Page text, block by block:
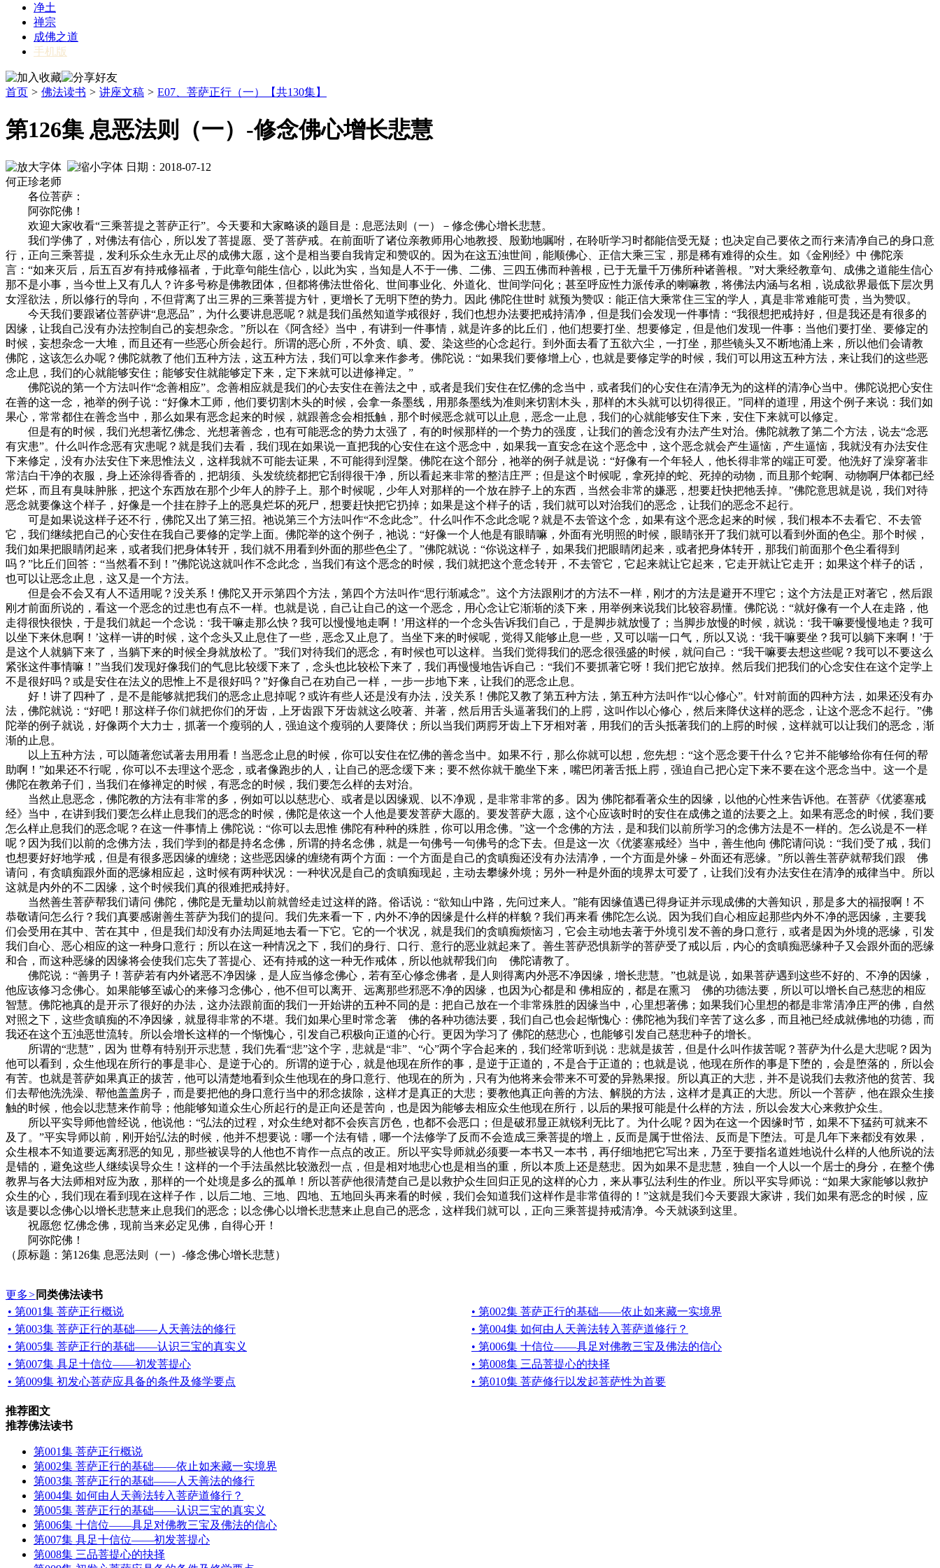
净土
禅宗
成佛之道
手机版
首页 > 佛法读书 > 讲座文稿 > E07、菩萨正行（一）【共130集】
第126集 息恶法则（一）-修念佛心增长悲慧
日期：2018-07-12
何正珍老师
各位菩萨：
阿弥陀佛！
欢迎大家收看“三乘菩提之菩萨正行”。今天要和大家略谈的题目是：息恶法则（一）－修念佛心增长悲慧。
我们学佛了，对佛法有信心，所以发了菩提愿、受了菩萨戒。在前面听了诸位亲教师用心地教授、殷勤地嘱咐，在聆听学习时都能信受无疑；也决定自己要依之而行来清净自己的身口意
行，正向三乘菩提，发利乐众生永无止尽的成佛大愿，这个是相当要自我肯定和赞叹的。因为在这五浊世间，能顺佛心、正信大乘三宝，那是稀有难得的众生。如《金刚经》中 佛陀亲
言：“如来灭后，后五百岁有持戒修福者，于此章句能生信心，以此为实，当知是人不于一佛、二佛、三四五佛而种善根，已于无量千万佛所种诸善根。”对大乘经教章句、成佛之道能生信心
那不是小事，当今世上又有几人？许多号称是佛教团体，但都将佛法世俗化、世间事业化、外道化、世间学问化；甚至呼应性力派传承的喇嘛教，将佛法内涵与名相，说成欲界最低下层次男
女淫欲法，所以修行的导向，不但背离了出三界的三乘菩提方针，更增长了无明下堕的势力。因此 佛陀住世时 就预为赞叹：能正信大乘常住三宝的学人，真是非常难能可贵，当为赞叹。
今天我们要跟诸位菩萨讲“息恶品”，为什么要讲息恶呢？就是我们虽然知道学戒很好，我们也想办法要把戒持清净，但是我们会发现一件事情：“我很想把戒持好，但是我还是有很多的
因缘，让我自己没有办法控制自己的妄想杂念。”所以在《阿含经》当中，有讲到一件事情，就是许多的比丘们，他们想要打坐、想要修定，但是他们发现一件事：当他们要打坐、要修定的
时候，妄想杂念一大堆，而且还有一些恶心所会起行。所谓的恶心所，不外贪、瞋、爱、染这些的心念起行。到外面去看了五欲六尘，一打坐，那些镜头又不断地涌上来，所以他们会请教
佛陀，这该怎么办呢？佛陀就教了他们五种方法，这五种方法，我们可以拿来作参考。佛陀说：“如果我们要修增上心，也就是要修定学的时候，我们可以用这五种方法，来让我们的这些恶
念止息，我们的心就能够安住；能够安住就能够定下来，定下来就可以进修禅定。”
佛陀说的第一个方法叫作“念善相应”。念善相应就是我们的心去安住在善法之中，或者是我们安住在忆佛的念当中，或者我们的心安住在清净无为的这样的清净心当中。佛陀说把心安住
在善的这一念，祂举的例子说：“好像木工师，他们要切割木头的时候，会拿一条墨线，用那条墨线为准则来切割木头，那样的木头就可以切得很正。”同样的道理，用这个例子来说：我们如
果心，常常都住在善念当中，那么如果有恶念起来的时候，就跟善念会相抵触，那个时候恶念就可以止息，恶念一止息，我们的心就能够安住下来，安住下来就可以修定。
但是有的时候，我们光想著忆佛念、光想著善念，也有可能恶念的势力太强了，有的时候那样的一个势力的强度，让我们的善念没有办法产生对治。佛陀就教了第二个方法，说去“念恶
有灾患”。什么叫作念恶有灾患呢？就是我们去看，我们现在如果说一直把我的心安住在这个恶念中，如果我一直安念在这个恶念中，这个恶念就会产生逼恼，产生逼恼，我就没有办法安住
下来修定，没有办法安住下来思惟法义，这样我就不可能去证果，不可能得到涅槃。佛陀在这个部分，祂举的例子就是说：“好像有一个年轻人，他长得非常的端正可爱。他洗好了澡穿著非
常洁白干净的衣服，身上还涂得香香的，把胡须、头发统统都把它刮得很干净，所以看起来非常的整洁庄严；但是这个时候呢，拿死掉的蛇、死掉的动物，而且那个蛇啊、动物啊尸体都已经
烂坏，而且有臭味肿胀，把这个东西放在那个少年人的脖子上。那个时候呢，少年人对那样的一个放在脖子上的东西，当然会非常的嫌恶，想要赶快把牠丢掉。”佛陀意思就是说，我们对待
恶念就要像这个样子，好像是一个挂在脖子上的恶臭烂坏的死尸，想要赶快把它扔掉；如果是这个样子的话，我们就可以对治我们的恶念，让我们的恶念不起行。
可是如果说这样子还不行，佛陀又出了第三招。祂说第三个方法叫作“不念此念”。什么叫作不念此念呢？就是不去管这个念，如果有这个恶念起来的时候，我们根本不去看它、不去管
它，我们继续把自己的心安住在我自己要修的定学上面。佛陀举的这个例子，祂说：“好像一个人他是有眼睛嘛，外面有光明照的时候，眼睛张开了我们就可以看到外面的色尘。那个时候，
我们如果把眼睛闭起来，或者我们把身体转开，我们就不用看到外面的那些色尘了。”佛陀就说：“你说这样子，如果我们把眼睛闭起来，或者把身体转开，那我们前面那个色尘看得到
吗？”比丘们回答：“当然看不到！”佛陀说这就叫作不念此念，当我们有这个恶念的时候，我们就把这个意念转开，不去管它，它起来就让它起来，它走开就让它走开；如果这个样子的话，
也可以让恶念止息，这又是一个方法。
但是会不会又有人不适用呢？没关系！佛陀又开示第四个方法，第四个方法叫作“思行渐减念”。这个方法跟刚才的方法不一样，刚才的方法是避开不理它；这个方法是正对著它，然后跟
刚才前面所说的，看这一个恶念的过患也有点不一样。也就是说，自己让自己的这一个恶念，用心念让它渐渐的淡下来，用举例来说我们比较容易懂。佛陀说：“就好像有一个人在走路，他
走得很快很快，于是我们就起一个念说：‘我干嘛走那么快？我可以慢慢地走啊！’用这样的一个念头告诉我们自己，于是脚步就放慢了；当脚步放慢的时候，就说：‘我干嘛要慢慢地走？我可
以坐下来休息啊！’这样一讲的时候，这个念头又止息住了一些，恶念又止息了。当坐下来的时候呢，觉得又能够止息一些，又可以喘一口气，所以又说：‘我干嘛要坐？我可以躺下来啊！’于
是这个人就躺下来了，当躺下来的时候全身就放松了。”我们对待我们的恶念，有时候也可以这样。当我们觉得我们的恶念很强盛的时候，就问自己：“我干嘛要去想这些呢？我可以不要这么
紧张这件事情嘛！”当我们发现好像我们的气息比较缓下来了，念头也比较松下来了，我们再慢慢地告诉自己：“我们不要抓著它呀！我们把它放掉。然后我们把我们的心念安住在这个定学上
不是很好吗？或是安住在法义的思惟上不是很好吗？”好像自己在劝自己一样，一步一步地下来，让我们的恶念止息。
好！讲了四种了，是不是能够就把我们的恶念止息掉呢？或许有些人还是没有办法，没关系！佛陀又教了第五种方法，第五种方法叫作“以心修心”。针对前面的四种方法，如果还没有办
法，佛陀就说：“好吧！那这样子你们就把你们的牙齿，上牙齿跟下牙齿就这么咬著、并著，然后用舌头逼著我们的上腭，这叫作以心修心，然后来降伏这样的恶念，让这个恶念不起行。”佛
陀举的例子就说，好像两个大力士，抓著一个瘦弱的人，强迫这个瘦弱的人要降伏；所以当我们两腭牙齿上下牙相对著，用我们的舌头抵著我们的上腭的时候，这样就可以让我们的恶念，渐
渐的止息。
以上五种方法，可以随著您试著去用用看！当恶念止息的时候，你可以安住在忆佛的善念当中。如果不行，那么你就可以想，您先想：“这个恶念要干什么？它并不能够给你有任何的帮
助啊！”如果还不行呢，你可以不去理这个恶念，或者像跑步的人，让自己的恶念缓下来；要不然你就干脆坐下来，嘴巴闭著舌抵上腭，强迫自己把心定下来不要在这个恶念当中。这一个是
佛陀在教弟子们，当我们在修禅定的时候，有恶念的时候，我们要怎么样的去对治。
当然止息恶念，佛陀教的方法有非常的多，例如可以以慈悲心、或者是以因缘观、以不净观，是非常非常的多。因为 佛陀都看著众生的因缘，以他的心性来告诉他。在菩萨《优婆塞戒
经》当中，在讲到我们要怎么样止息我们的恶念的时候，佛陀是依这一个人他是要发菩萨大愿的。要发菩萨大愿，这个心应该时时的安住在成佛之道的法要之上。如果有恶念的时候，我们要
怎么样止息我们的恶念呢？在这一件事情上 佛陀说：“你可以去思惟 佛陀有种种的殊胜，你可以用念佛。”这一个念佛的方法，是和我们以前所学习的念佛方法是不一样的。怎么说是不一样
呢？因为我们以前的念佛方法，我们学到的都是持名念佛，所谓的持名念佛，就是一句佛号一句佛号的念下去。但是这一次《优婆塞戒经》当中，善生他向 佛陀请问说：“我们受了戒，我们
也想要好好地学戒，但是有很多恶因缘的缠绕；这些恶因缘的缠绕有两个方面：一个方面是自己的贪瞋痴还没有办法清净，一个方面是外缘－外面还有恶缘。”所以善生菩萨就帮我们跟 佛
请问，有贪瞋痴跟外面的恶缘相应起，这时候有两种状况：一种状况是自己的贪瞋痴现起，主动去攀缘外境；另外一种是外面的境界太可爱了，让我们没有办法安住在清净的戒律当中。所以
这就是内外的不二因缘，这个时候我们真的很难把戒持好。
当然善生菩萨帮我们请问 佛陀，佛陀是无量劫以前就曾经走过这样的路。俗话说：“欲知山中路，先问过来人。”能有因缘值遇已得身证并示现成佛的大善知识，那是多大的福报啊！不
恭敬请问怎么行？我们真要感谢善生菩萨为我们的提问。我们先来看一下，内外不净的因缘是什么样的样貌？我们再来看 佛陀怎么说。因为我们自心相应起那些内外不净的恶因缘，主要我
们会受用在其中、苦在其中，但是我们却没有办法周延地去看一下它。它的一个状况，就是我们的贪瞋痴烦恼习，它会主动地去著于外境引发不善的身口意行，或者是因为外境的恶缘，引发
我们自心、恶心相应的这一种身口意行；所以在这一种情况之下，我们的身行、口行、意行的恶业就起来了。善生菩萨恐惧新学的菩萨受了戒以后，内心的贪瞋痴恶缘种子又会跟外面的恶缘
和合，而这种恶缘的因缘将会使我们忘失了菩提心、还有持戒的这一种无作戒体，所以他就帮我们向 佛陀请教了。
佛陀说：“善男子！菩萨若有内外诸恶不净因缘，是人应当修念佛心，若有至心修念佛者，是人则得离内外恶不净因缘，增长悲慧。”也就是说，如果菩萨遇到这些不好的、不净的因缘，
他应该修习念佛心。如果能够至诚心的来修习念佛心，他不但可以离开、远离那些邪恶不净的因缘，也因为心都是和 佛相应的，都是在熏习 佛的功德法要，所以可以增长自己慈悲的相应
智慧。佛陀祂真的是开示了很好的办法，这办法跟前面的我们一开始讲的五种不同的是：把自己放在一个非常殊胜的因缘当中，心里想著佛；如果我们心里想的都是非常清净庄严的佛，自然
对照之下，这些贪瞋痴的不净因缘，就显得非常的不堪。我们如果心里时常念著 佛的各种功德法要，我们自己也会起惭愧心：佛陀祂为我们辛苦了这么多，而且祂已经成就佛地的功德，而
我还在这个五浊恶世流转。所以会增长这样的一个惭愧心，引发自己积极向正道的心行。更因为学习了 佛陀的慈悲心，也能够引发自己慈悲种子的增长。
所谓的“悲慧”，因为 世尊有特别开示悲慧，我们先看“悲”这个字，悲就是“非”、“心”两个字合起来的，我们经常听到说：悲就是拔苦，但是什么叫作拔苦呢？菩萨为什么是大悲呢？因为
他可以看到，众生他现在所行的事是非心、是逆于心的。所谓的逆于心，就是他现在所作的事，是逆于正道的，不是合于正道的；也就是说，他现在所作的事是下堕的，会是堕落的，所以会
有苦。也就是菩萨如果真正的拔苦，他可以清楚地看到众生他现在的身口意行、他现在的所为，只有为他将来会带来不可爱的异熟果报。所以真正的大悲，并不是说我们去救济他的贫苦、我
们去帮他洗洗澡、帮他盖盖房子，而是要把他的身口意行当中的邪念拔除，这样才是真正的大悲；要教他真正向善的方法、解脱的方法，这样才是真正的大悲。所以一个菩萨，他在跟众生接
触的时候，他会以悲慧来作前导；他能够知道众生心所起行的是正向还是苦向，也是因为能够去相应众生他现在所行，以后的果报可能是什么样的方法，所以会发大心来救护众生。
所以平实导师他曾经说，他说他：“弘法的过程，对众生绝对都不会疾言厉色，也都不会恶口；但是破邪显正就锐利无比了。为什么呢？因为在这一个因缘时节，如果不下猛药可就来不
及了。”平实导师以前，刚开始弘法的时候，他并不想要说：哪一个法有错，哪一个法修学了反而不会造成三乘菩提的增上，反而是属于世俗法、反而是下堕法。可是几年下来都没有效果，
众生根本不知道要远离邪恶的知见，那些被误导的人他也不肯作一点点的改正。所以平实导师就必须要一本书又一本书，再仔细地把它写出来，乃至于要指名道姓地说什么样的人他所说的法
是错的，避免这些人继续误导众生！这样的一个手法虽然比较激烈一点，但是相对地悲心也是相当的重，所以本质上还是慈悲。因为如果不是悲慧，独自一个人以一个居士的身分，在整个佛
教界与各大法师相对应为敌，那样的一个处境是多么的孤单！所以菩萨他很清楚自己是以救护众生回归正见的这样的心力，来从事弘法利生的作业。所以平实导师说：“如果大家能够以救护
众生的心，我们现在看到现在这样子作，以后二地、三地、四地、五地回头再来看的时候，我们会知道我们这样作是非常值得的！”这就是我们今天要跟大家讲，我们如果有恶念的时候，应
该是要以念佛心以增长悲慧来止息我们的恶念；以念佛心以增长悲慧来止息自己的恶念，这样我们就可以，正向三乘菩提持戒清净。今天就谈到这里。
祝愿您 忆佛念佛，现前当来必定见佛，自得心开！
阿弥陀佛！
（原标题：第126集 息恶法则（一）-修念佛心增长悲慧）
更多> 同类佛法读书
• 第001集 菩萨正行概说
• 第002集 菩萨正行的基础——依止如来藏一实境界
• 第003集 菩萨正行的基础——人天善法的修行
• 第004集 如何由人天善法转入菩萨道修行？
• 第005集 菩萨正行的基础——认识三宝的真实义
• 第006集 十信位——具足对佛教三宝及佛法的信心
• 第007集 具足十信位——初发菩提心
• 第008集 三品菩提心的抉择
• 第009集 初发心菩萨应具备的条件及修学要点
• 第010集 菩萨修行以发起菩萨性为首要
推荐图文
推荐佛法读书
第001集 菩萨正行概说
第002集 菩萨正行的基础——依止如来藏一实境界
第003集 菩萨正行的基础——人天善法的修行
第004集 如何由人天善法转入菩萨道修行？
第005集 菩萨正行的基础——认识三宝的真实义
第006集 十信位——具足对佛教三宝及佛法的信心
第007集 具足十信位——初发菩提心
第008集 三品菩提心的抉择